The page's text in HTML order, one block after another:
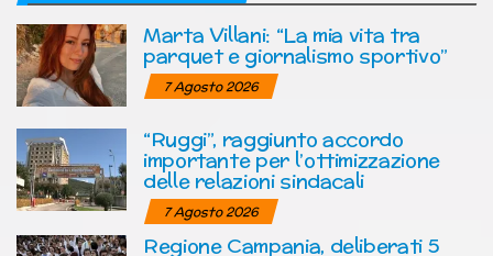
Marta Villani: “La mia vita tra
parquet e giornalismo sportivo”
7 Agosto 2026
“Ruggi”, raggiunto accordo
importante per l’ottimizzazione
delle relazioni sindacali
7 Agosto 2026
Regione Campania, deliberati 5